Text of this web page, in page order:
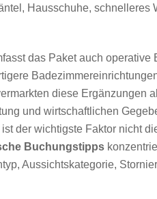
Hausschuhe, schnelleres
das Paket auch
diese Ergänzungen
und wirtschaftlichen
der wichtigste Faktor nicht
Buchungstipps
Aussichtskategorie,